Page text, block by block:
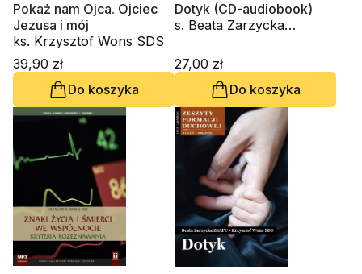
Pokaż nam Ojca. Ojciec
Jezusa i mój
ks. Krzysztof Wons SDS
39,90 zł
Do koszyka
Dotyk (CD-audiobook)
s. Beata Zarzycka
Wons SDS
27,00 zł
Do koszyka